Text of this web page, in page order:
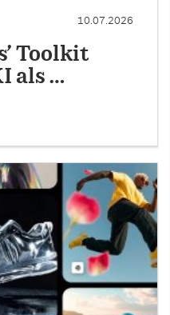
10.07.2026
Toolkit
als …